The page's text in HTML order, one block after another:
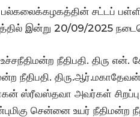
சட்டப்
இன்று 20/09/2025
நீதிபதி. திரு
நீதிபதி.
ஸ்ரீவஸ்தவா அவர்கள் சிறப்பு
சென்னை உயர் நீதிமன்ற